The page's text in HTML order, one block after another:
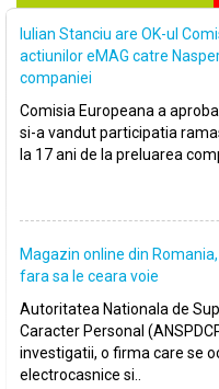
Iulian Stanciu are OK-ul
actiunilor eMAG catre
companiei
Comisia Europeana a
si-a vandut participatia
la 17 ani de la preluarea
Magazin online din
fara sa le ceara voie
Autoritatea Nationala de
Caracter Personal
investigatii, o firma care se
electrocasnice si..